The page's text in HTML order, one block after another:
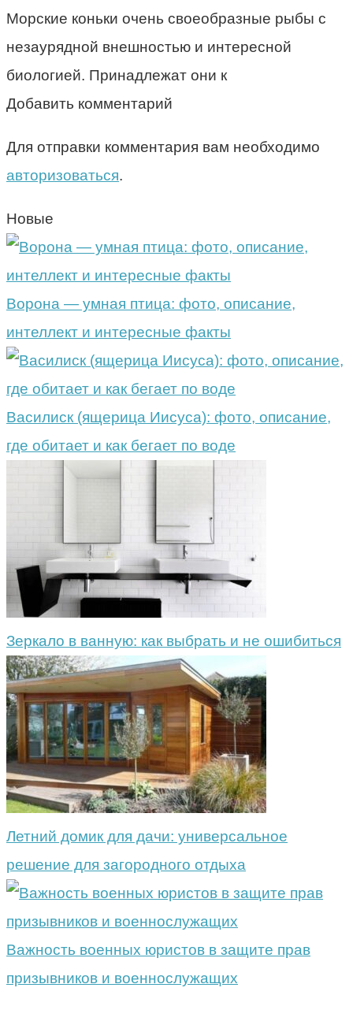
Морские коньки очень своеобразные рыбы с
незаурядной внешностью и интересной
биологией. Принадлежат они к
Добавить комментарий
Для отправки комментария вам необходимо
авторизоваться.
Новые
Ворона — умная птица: фото, описание,
интеллект и интересные факты
Василиск (ящерица Иисуса): фото, описание,
где обитает и как бегает по воде
Зеркало в ванную: как выбрать и не ошибиться
Летний домик для дачи: универсальное
решение для загородного отдыха
Важность военных юристов в защите прав
призывников и военнослужащих